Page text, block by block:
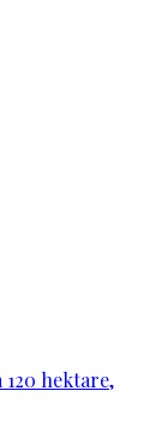
hektare,